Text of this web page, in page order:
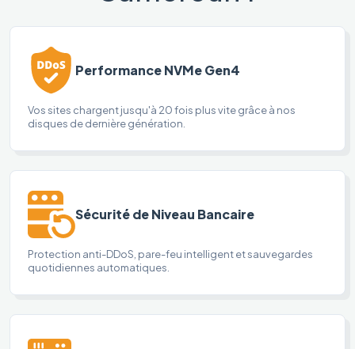
Performance NVMe Gen4
Vos sites chargent jusqu'à 20 fois plus vite grâce à nos
disques de dernière génération.
Sécurité de Niveau Bancaire
Protection anti-DDoS, pare-feu intelligent et sauvegardes
quotidiennes automatiques.